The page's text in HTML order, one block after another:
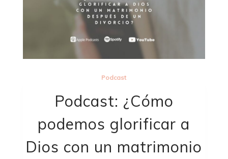
Podcast
Podcast: ¿Cómo
podemos glorificar a
Dios con un matrimonio